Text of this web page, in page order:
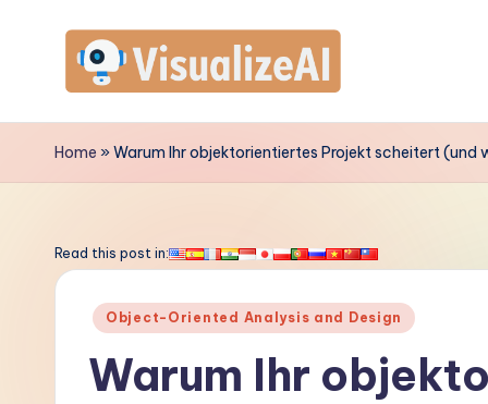
contentV
is
a
Home »Warum Ihr objektorientiertes Projekt scheitert (und
Read this post in:
Posted
Object-Oriented Analysis and Design
Warum Ihr